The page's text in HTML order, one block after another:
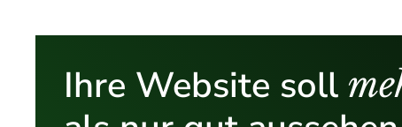
Ihre Website soll